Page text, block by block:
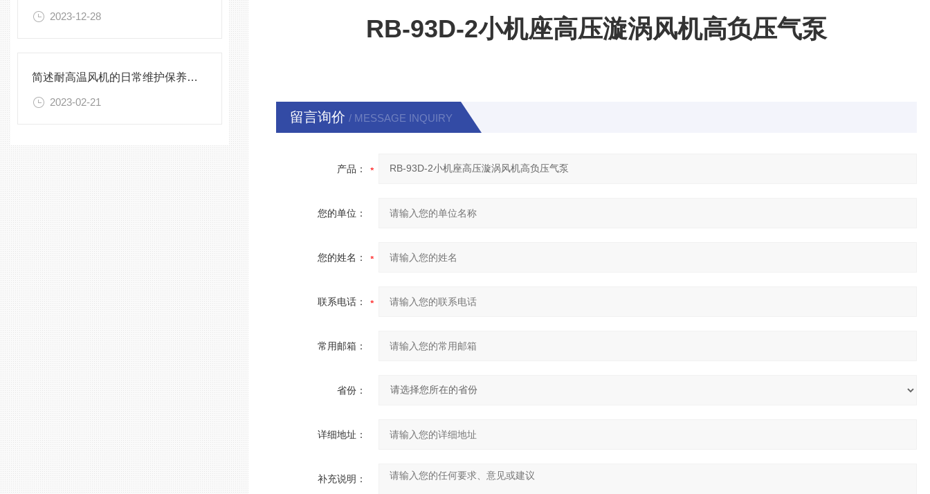
2023-12-28
简述耐高温风机的日常维护保养方法
2023-02-21
RB-93D-2小机座高压漩涡风机高负压气泵
留言询价 / MESSAGE INQUIRY
产品：
您的单位：
您的姓名：
联系电话：
常用邮箱：
省份：
详细地址：
补充说明：